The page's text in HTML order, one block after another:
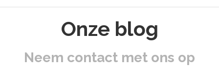
Onze blog
Neem contact met ons op